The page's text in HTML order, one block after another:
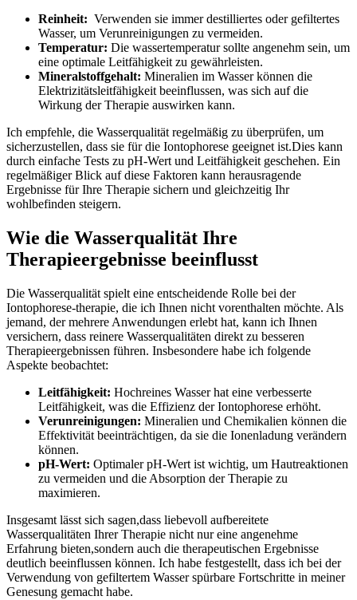
Reinheit: ​ Verwenden sie‌ immer destilliertes oder gefiltertes⁤
Wasser, ⁣um Verunreinigungen zu vermeiden.
Temperatur: Die wassertemperatur ‌sollte‍ angenehm sein, um‌
eine optimale Leitfähigkeit zu gewährleisten.
Mineralstoffgehalt: Mineralien ​im Wasser können ‍die
Elektrizitätsleitfähigkeit beeinflussen,‍ was sich auf die⁤
Wirkung der Therapie auswirken kann.
Ich empfehle, die Wasserqualität regelmäßig zu überprüfen, um
sicherzustellen, dass sie für die Iontophorese geeignet ist.Dies kann
durch einfache⁤ Tests zu pH-Wert und Leitfähigkeit geschehen. Ein
regelmäßiger Blick auf⁤ diese Faktoren kann herausragende
Ergebnisse für ⁤Ihre Therapie ‌sichern und​ gleichzeitig Ihr
wohlbefinden‍ steigern.
Wie​ die Wasserqualität Ihre
Therapieergebnisse beeinflusst
Die Wasserqualität spielt‍ eine ⁢entscheidende Rolle⁤ bei der
Iontophorese-therapie, die ich Ihnen nicht vorenthalten möchte. ‍Als
jemand, der mehrere Anwendungen erlebt hat, kann ich Ihnen
versichern, dass reinere ‌Wasserqualitäten direkt zu besseren
Therapieergebnissen führen. Insbesondere habe ich folgende
⁣Aspekte beobachtet:
Leitfähigkeit: Hochreines Wasser ‌hat eine verbesserte
Leitfähigkeit, was die Effizienz der Iontophorese erhöht.
Verunreinigungen: ​Mineralien und Chemikalien können⁢ die​
Effektivität beeinträchtigen, da sie die Ionenladung verändern
können.
pH-Wert: Optimaler pH-Wert ‍ist wichtig, um Hautreaktionen
zu⁤ vermeiden und die Absorption der Therapie zu
maximieren.
Insgesamt lässt sich sagen,dass liebevoll aufbereitete
Wasserqualitäten ​Ihrer ⁢Therapie nicht nur eine angenehme
Erfahrung‌ bieten,sondern auch⁢ die therapeutischen​ Ergebnisse
deutlich beeinflussen können. Ich⁢ habe festgestellt, dass ​ich⁤ bei der
Verwendung ‍von ‌gefiltertem Wasser spürbare⁣ Fortschritte⁤ in meiner
Genesung⁢ gemacht habe.